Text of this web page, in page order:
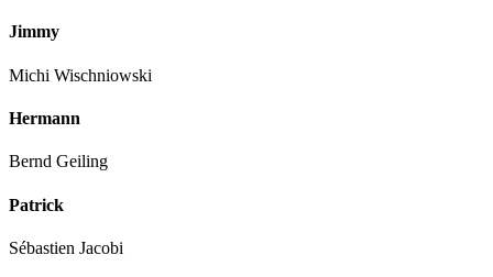
Jimmy
Michi Wischniowski
Hermann
Bernd Geiling
Patrick
Sébastien Jacobi